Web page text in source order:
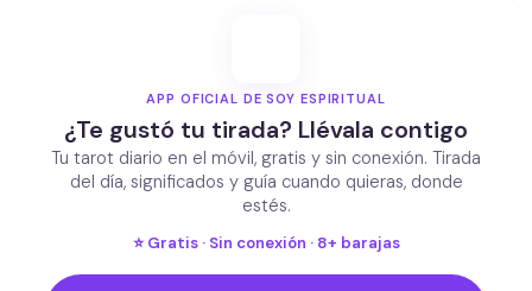
APP OFICIAL DE SOY ESPIRITUAL
¿Te gustó tu tirada? Llévala contigo
Tu tarot diario en el móvil, gratis y sin conexión. Tirada
del día, significados y guía cuando quieras, donde
estés.
⭐ Gratis · Sin conexión · 8+ barajas